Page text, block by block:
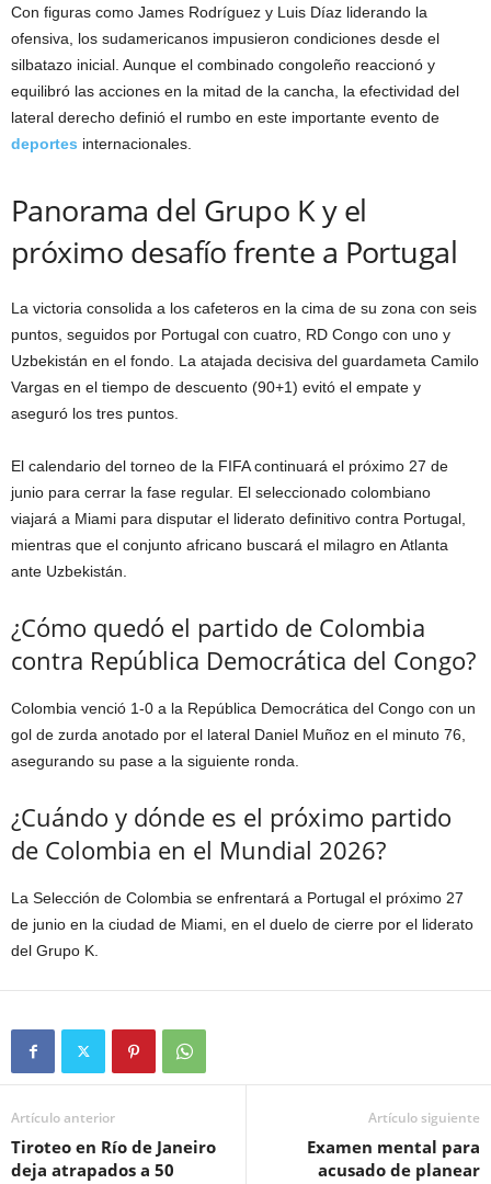
Con figuras como James Rodríguez y Luis Díaz liderando la
ofensiva, los sudamericanos impusieron condiciones desde el
silbatazo inicial. Aunque el combinado congoleño reaccionó y
equilibró las acciones en la mitad de la cancha, la efectividad del
lateral derecho definió el rumbo en este importante evento de
deportes internacionales.
Panorama del Grupo K y el
próximo desafío frente a Portugal
La victoria consolida a los cafeteros en la cima de su zona con seis
puntos, seguidos por Portugal con cuatro, RD Congo con uno y
Uzbekistán en el fondo. La atajada decisiva del guardameta Camilo
Vargas en el tiempo de descuento (90+1) evitó el empate y
aseguró los tres puntos.
El calendario del torneo de la FIFA continuará el próximo 27 de
junio para cerrar la fase regular. El seleccionado colombiano
viajará a Miami para disputar el liderato definitivo contra Portugal,
mientras que el conjunto africano buscará el milagro en Atlanta
ante Uzbekistán.
¿Cómo quedó el partido de Colombia
contra República Democrática del Congo?
Colombia venció 1-0 a la República Democrática del Congo con un
gol de zurda anotado por el lateral Daniel Muñoz en el minuto 76,
asegurando su pase a la siguiente ronda.
¿Cuándo y dónde es el próximo partido
de Colombia en el Mundial 2026?
La Selección de Colombia se enfrentará a Portugal el próximo 27
de junio en la ciudad de Miami, en el duelo de cierre por el liderato
del Grupo K.
Artículo anterior
Tiroteo en Río de Janeiro
deja atrapados a 50
Artículo siguiente
Examen mental para
acusado de planear